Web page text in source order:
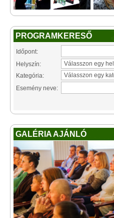
PROGRAMKERESŐ
Időpont:
Helyszín:
Kategória:
Esemény neve:
GALÉRIA AJÁNLÓ